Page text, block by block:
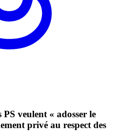
veulent « adosser le
privé au respect des